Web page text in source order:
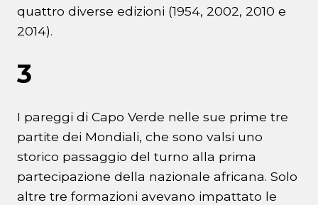
quattro diverse edizioni (1954, 2002, 2010 e
2014).
3
I pareggi di Capo Verde nelle sue prime tre
partite dei Mondiali, che sono valsi uno
storico passaggio del turno alla prima
partecipazione della nazionale africana. Solo
altre tre formazioni avevano impattato le